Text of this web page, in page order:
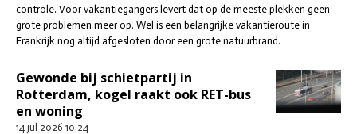
controle. Voor vakantiegangers levert dat op de meeste plekken geen
grote problemen meer op. Wel is een belangrijke vakantieroute in
Frankrijk nog altijd afgesloten door een grote natuurbrand.
Gewonde bij schietpartij in
Rotterdam, kogel raakt ook RET-bus
en woning
14 jul 2026 10:24